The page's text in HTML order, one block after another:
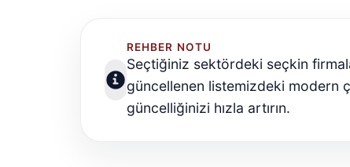
REHBER NOTU
Seçtiğiniz sektördeki seçkin
güncellenen listemizdeki modern
güncelliğinizi hızla artırın.